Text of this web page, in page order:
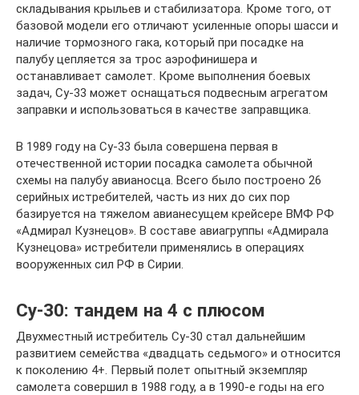
складывания крыльев и стабилизатора. Кроме того, от
базовой модели его отличают усиленные опоры шасси и
наличие тормозного гака, который при посадке на
палубу цепляется за трос аэрофинишера и
останавливает самолет. Кроме выполнения боевых
задач, Су-33 может оснащаться подвесным агрегатом
заправки и использоваться в качестве заправщика.
В 1989 году на Су-33 была совершена первая в
отечественной истории посадка самолета обычной
схемы на палубу авианосца. Всего было построено 26
серийных истребителей, часть из них до сих пор
базируется на тяжелом авианесущем крейсере ВМФ РФ
«Адмирал Кузнецов». В составе авиагруппы «Адмирала
Кузнецова» истребители применялись в операциях
вооруженных сил РФ в Сирии.
Су-30: тандем на 4 с плюсом
Двухместный истребитель Су-30 стал дальнейшим
развитием семейства «двадцать седьмого» и относится
к поколению 4+. Первый полет опытный экземпляр
самолета совершил в 1988 году, а в 1990-е годы на его